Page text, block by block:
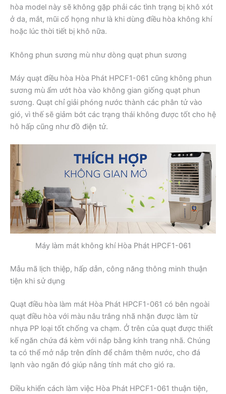
hòa model này sẽ không gặp phải các tình trạng bị khô xót
ở da, mắt, mũi cổ họng như là khi dùng điều hòa không khí
hoặc lúc thời tiết bị khô nữa.
Không phun sương mù như dòng quạt phun sương
Máy quạt điều hòa Hòa Phát HPCF1-061 cũng không phun
sương mù ẩm ướt hòa vào không gian giống quạt phun
sương. Quạt chỉ giải phóng nước thành các phân tử vào
gió, vì thế sẽ giảm bớt các trạng thái không được tốt cho hệ
hô hấp cũng như đồ điện tử.
Máy làm mát không khí Hòa Phát HPCF1-061
Mẫu mã lịch thiệp, hấp dẫn, công năng thông minh thuận
tiện khi sử dụng
Quạt điều hòa làm mát Hòa Phát HPCF1-061 có bên ngoài
quạt điều hòa với màu nâu trắng nhã nhặn được làm từ
nhựa PP loại tốt chống va chạm. Ở trên của quạt được thiết
kế ngăn chứa đá kèm với nắp bằng kính trang nhã. Chúng
ta có thể mở nắp trên đỉnh để châm thêm nước, cho đá
lạnh vào ngăn đó giúp nâng tính mát cho gió ra.
Điều khiển cách làm việc Hòa Phát HPCF1-061 thuận tiện,